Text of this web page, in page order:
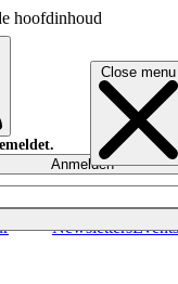
hoofdinhoud
Close menu
NewslettersEvents
Anmelden